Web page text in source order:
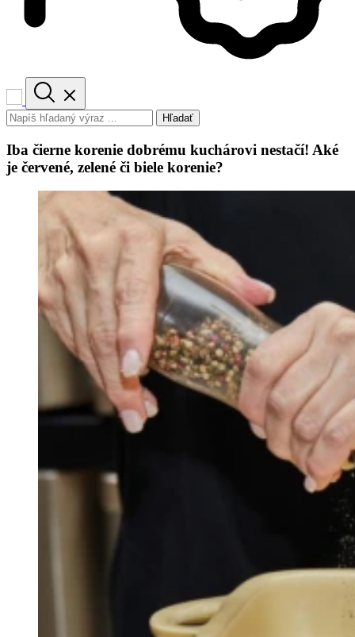
Hľadať
Iba čierne korenie dobrému kuchárovi nestačí! Aké
je červené, zelené či biele korenie?